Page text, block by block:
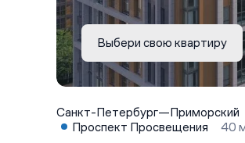
Выбери свою квартиру
Санкт-Петербург—Приморский
Проспект Просвещения
40